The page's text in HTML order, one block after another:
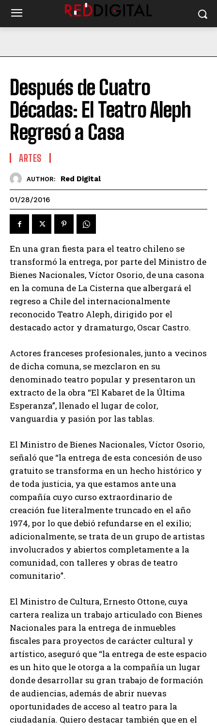
Después de Cuatro
Décadas: El Teatro Aleph
Regresó a Casa
ARTES
AUTHOR: Red Digital
01/28/2016
En una gran fiesta para el teatro chileno se
transformó la entrega, por parte del Ministro de
Bienes Nacionales, Víctor Osorio, de una casona
en la comuna de La Cisterna que albergará el
regreso a Chile del internacionalmente
reconocido Teatro Aleph, dirigido por el
destacado actor y dramaturgo, Oscar Castro.
Actores franceses profesionales, junto a vecinos
de dicha comuna, se mezclaron en su
denominado teatro popular y presentaron un
extracto de la obra “El Kabaret de la Última
Esperanza”, llenado el lugar de color,
vanguardia y pasión por las tablas.
El Ministro de Bienes Nacionales, Víctor Osorio,
señaló que “la entrega de esta concesión de uso
gratuito se transforma en un hecho histórico y
de toda justicia, ya que estamos ante una
compañía cuyo curso extraordinario de
creación fue literalmente truncado en el año
1974, por lo que debió refundarse en el exilio;
adicionalmente, se trata de un grupo de artistas
involucrados y abiertos completamente a la
comunidad, con talleres y obras de teatro
comunitario”.
El Ministro de Cultura, Ernesto Ottone, cuya
cartera realiza un trabajo articulado con Bienes
Nacionales para la entrega de inmuebles
fiscales para proyectos de carácter cultural y
artístico, aseguró que “la entrega de este espacio
es un hito que le otorga a la compañía un lugar
donde desarrollar su gran trabajo de formación
de audiencias, además de abrir nuevas
oportunidades de acceso al teatro para la
ciudadanía. Quiero destacar también que en el